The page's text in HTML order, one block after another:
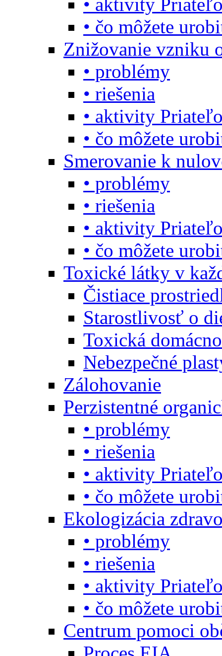
• čo môžete
Znižovanie vzniku
• problémy
• riešenia
• aktivity
• čo môžete
Smerovanie k
• problémy
• riešenia
• aktivity
• čo môžete
Toxické látky v
Čistiace
Starostlivosť o
Toxická
Nebezpečné
Zálohovanie
Perzistentné
• problémy
• riešenia
• aktivity
• čo môžete
Ekologizácia
• problémy
• riešenia
• aktivity
• čo môžete
Centrum pomoci